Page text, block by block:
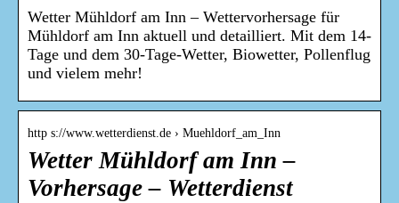
Wetter Mühldorf am Inn – Wettervorhersage für
Mühldorf am Inn aktuell und detailliert. Mit dem 14-
Tage und dem 30-Tage-Wetter, Biowetter, Pollenflug
und vielem mehr!
http s://www.wetterdienst.de › Muehldorf_am_Inn
Wetter Mühldorf am Inn –
Vorhersage – Wetterdienst